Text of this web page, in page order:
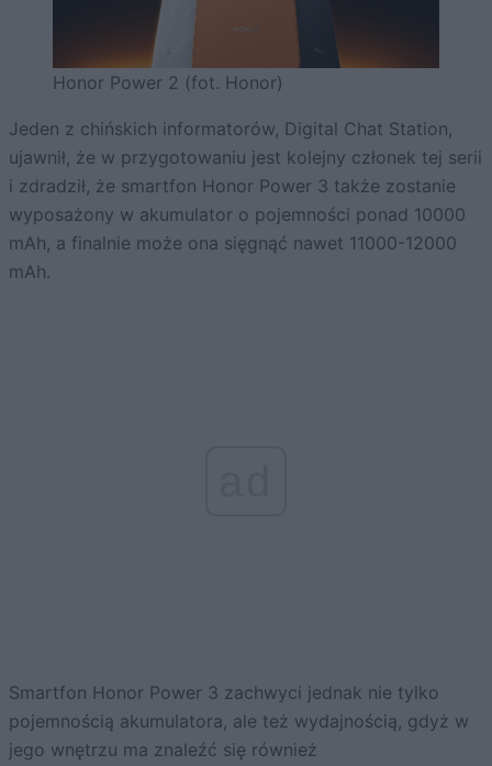
Honor Power 2 (fot. Honor)
Jeden z chińskich informatorów, Digital Chat Station,
ujawnił, że w przygotowaniu jest kolejny członek tej serii
i zdradził, że smartfon Honor Power 3 także zostanie
wyposażony w akumulator o pojemności ponad 10000
mAh, a finalnie może ona sięgnąć nawet 11000-12000
mAh.
Smartfon Honor Power 3 zachwyci jednak nie tylko
pojemnością akumulatora, ale też wydajnością, gdyż w
jego wnętrzu ma znaleźć się również